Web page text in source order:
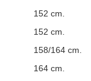
152 cm.
152 cm.
158/164 cm.
164 cm.